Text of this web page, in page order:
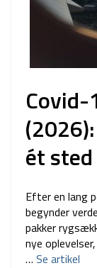
Covid-
ét sted
Efter en lang
begynder
pakker
nye
… Se artikel